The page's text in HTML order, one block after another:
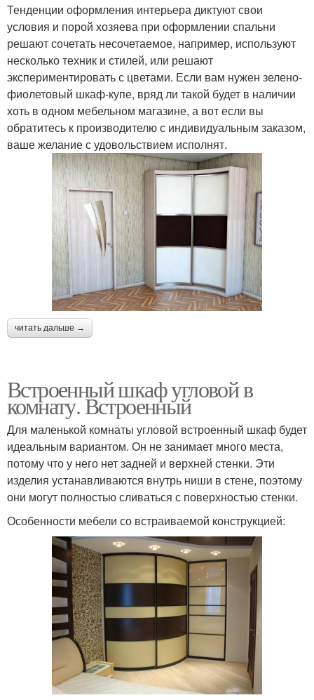
Тенденции оформления интерьера диктуют свои
условия и порой хозяева при оформлении спальни
решают сочетать несочетаемое, например, используют
несколько техник и стилей, или решают
экспериментировать с цветами. Если вам нужен зелено-
фиолетовый шкаф-купе, вряд ли такой будет в наличии
хоть в одном мебельном магазине, а вот если вы
обратитесь к производителю с индивидуальным заказом,
ваше желание с удовольствием исполнят.
читать дальше →
Встроенный шкаф угловой в
комнату. Встроенный
Для маленькой комнаты угловой встроенный шкаф будет
идеальным вариантом. Он не занимает много места,
потому что у него нет задней и верхней стенки. Эти
изделия устанавливаются внутрь ниши в стене, поэтому
они могут полностью сливаться с поверхностью стенки.
Особенности мебели со встраиваемой конструкцией: